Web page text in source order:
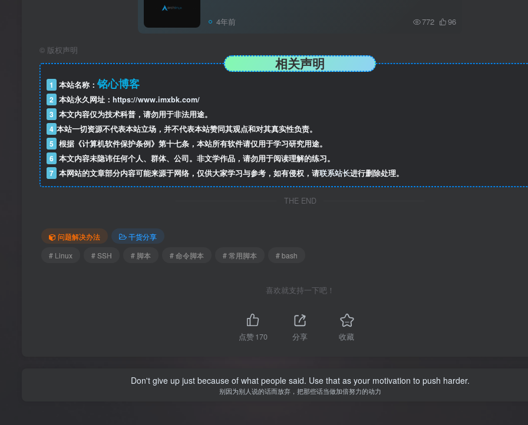
4年前 772 96
© 版权声明
相关声明
1 本站名称：铭心博客
2 本站永久网址： https://www.imxbk.com/
3 本文内容仅为技术科普，请勿用于非法用途。
4 本站一切资源不代表本站立场，并不代表本站赞同其观点和对其真实性负责。
5 根据《计算机软件保护条例》第十七条，本站所有软件请仅用于学习研究用途。
6 本文内容未隐讳任何个人、群体、公司。非文学作品，请勿用于阅读理解的练习。
7 本网站的文章部分内容可能来源于网络，仅供大家学习与参考，如有侵权，请联系站长进行删除处理。
THE END
问题解决办法
干货分享
# Linux
# SSH # 脚本 # 命令脚本 # 常用脚本 # bash
喜欢就支持一下吧！
点赞170 分享 收藏
Don't give up just because of what people said. Use that as your motivation to push harder.
别因为别人说的话而放弃，把那些话当做加倍努力的动力